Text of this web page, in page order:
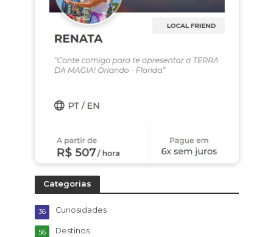
Categorias
Curiosidades
36
Destinos
56